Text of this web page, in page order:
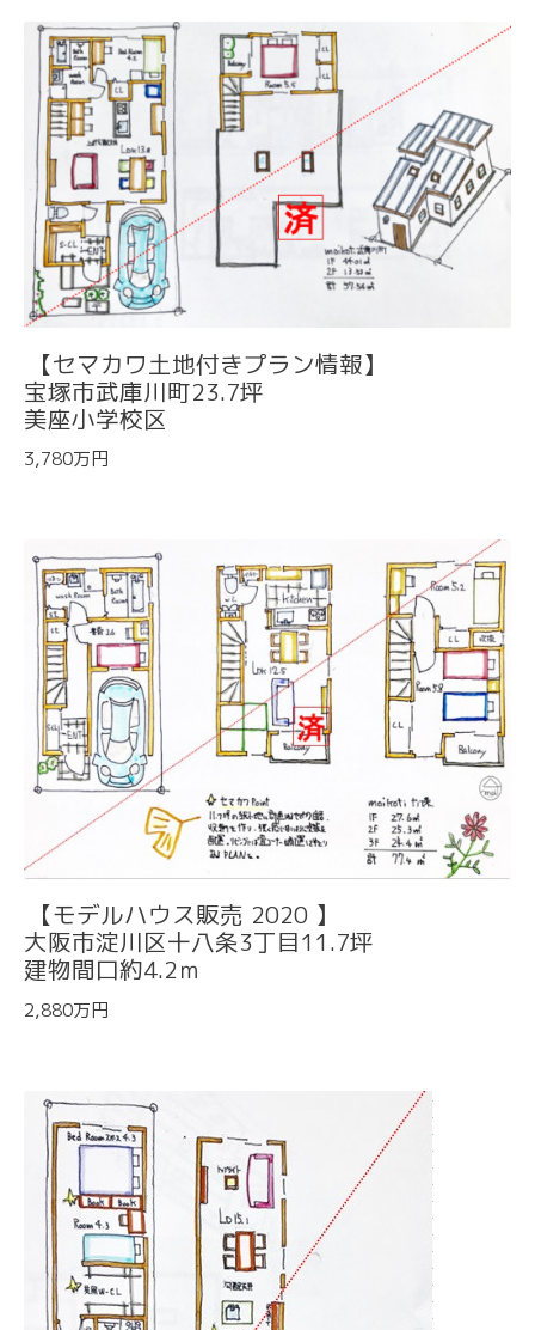
【セマカワ土地付きプラン情報】
宝塚市武庫川町23.7坪
美座小学校区
3,780万円
【モデルハウス販売 2020 】
大阪市淀川区十八条3丁目11.7坪
建物間口約4.2ｍ
2,880万円